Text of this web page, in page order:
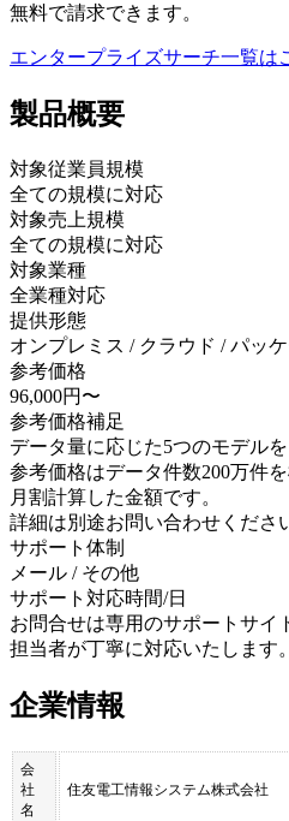
無料で請求できます。
エンタープライズサーチ一覧は
製品概要
対象従業員規模
全ての規模に対応
対象売上規模
全ての規模に対応
対象業種
全業種対応
提供形態
オンプレミス / クラウド / パッ
参考価格
96,000円〜
参考価格補足
データ量に応じた5つのモデル
参考価格はデータ件数200万件
月割計算した金額です。
詳細は別途お問い合わせくださ
サポート体制
メール / その他
サポート対応時間/日
お問合せは専用のサポートサイ
担当者が丁寧に対応いたします。
企業情報
会
社
名
住友電工情報システム株式会社